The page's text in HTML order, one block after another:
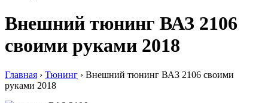
Внешний тюнинг ВАЗ 2106
своими руками 2018
Главная › Тюнинг › Внешний тюнинг ВАЗ 2106 своими
руками 2018